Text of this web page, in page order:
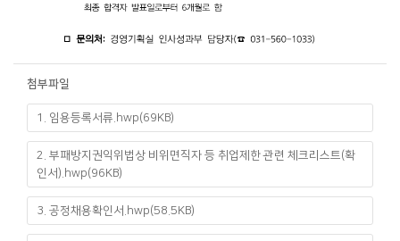
첨부파일
1. 임용등록서류.hwp(69KB)
2. 부패방지권익위법상 비위면직자 등 취업제한 관련 체크리스트(확
인서).hwp(96KB)
3. 공정채용확인서.hwp(58.5KB)